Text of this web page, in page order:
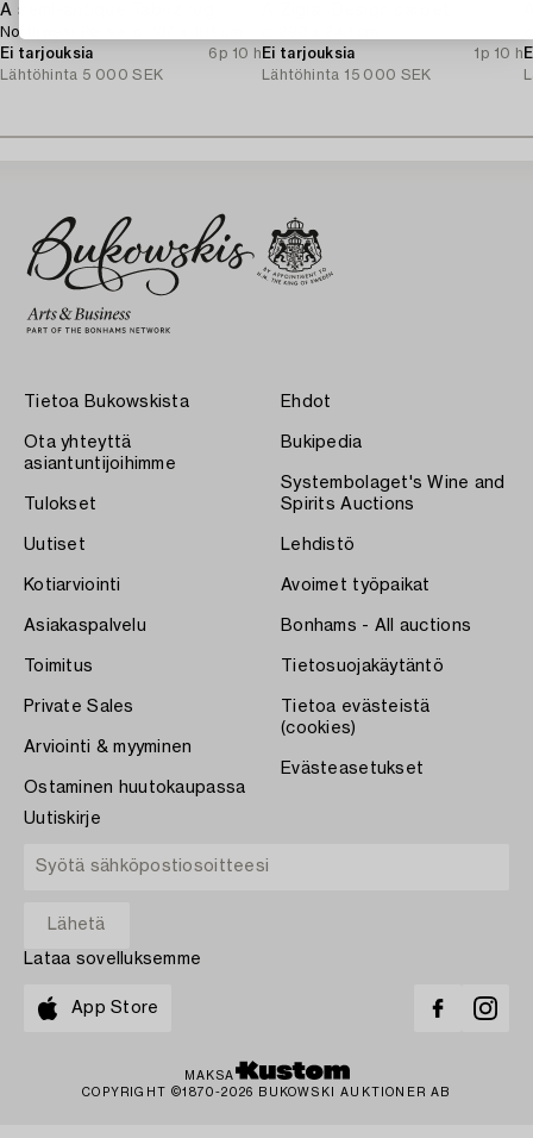
A semi-antique Tabriz rug,
Northwest Persia, c. 137 x 101 cm.
Ei tarjouksia
6p 10 h
Lähtöhinta 5 000 SEK
Ei tarjouksia
1p 10 h
Lähtöhinta 15 000 SEK
Tietoa Bukowskista
Ota yhteyttä
asiantuntijoihimme
Tulokset
Uutiset
Kotiarviointi
Asiakaspalvelu
Toimitus
Private Sales
Arviointi & myyminen
Ostaminen huutokaupassa
Ehdot
Bukipedia
Systembolaget's Wine and
Spirits Auctions
Lehdistö
Avoimet työpaikat
Bonhams - All auctions
Tietosuojakäytäntö
Tietoa evästeistä
(cookies)
Evästeasetukset
Uutiskirje
Lataa sovelluksemme
App Store
MAKSA
COPYRIGHT ©1870-2026 BUKOWSKI AUKTIONER AB